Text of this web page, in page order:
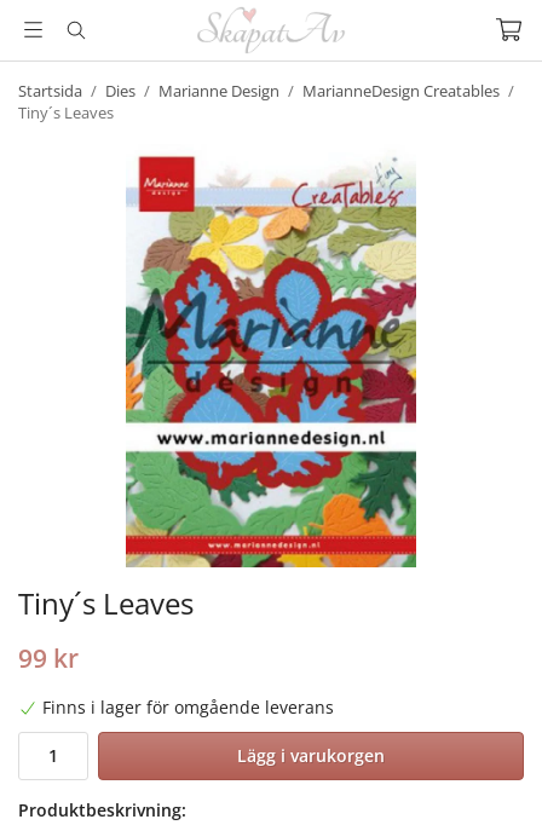
Startsida / Dies / Marianne Design / MarianneDesign Creatables /
Tiny´s Leaves
Tiny´s Leaves
99 kr
Finns i lager för omgående leverans
Lägg i varukorgen
Produktbeskrivning: